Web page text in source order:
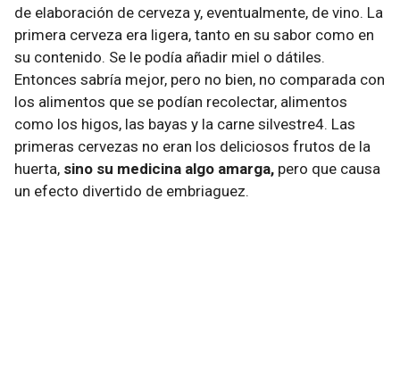
de elaboración de cerveza y, eventualmente, de vino. La
primera cerveza era ligera, tanto en su sabor como en
su contenido. Se le podía añadir miel o dátiles.
Entonces sabría mejor, pero no bien, no comparada con
los alimentos que se podían recolectar, alimentos
como los higos, las bayas y la carne silvestre4. Las
primeras cervezas no eran los deliciosos frutos de la
huerta, sino su medicina algo amarga, pero que causa
un efecto divertido de embriaguez.